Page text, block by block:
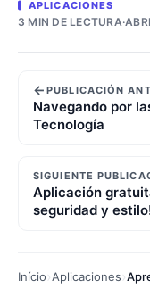
APLICACIONES
3 MIN DE LECTURA·
←PUBLICACIÓN
Navegando por
Tecnología
SIGUIENTE
Aplicación
seguridad y
Início Aplicaciones